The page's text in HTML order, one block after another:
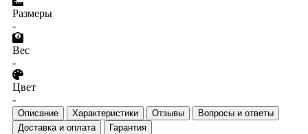
Размеры
-
Вес
-
Цвет
-
Описание Характеристики Отзывы
Вопросы и ответы
Доставка и оплата
Гарантия